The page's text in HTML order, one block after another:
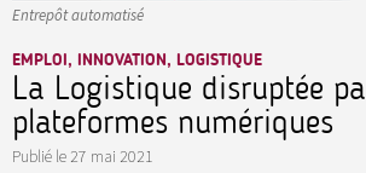
Entrepôt automatisé
EMPLOI, INNOVATION, LOGISTIQUE
La Logistique disruptée
plateformes numériques
Publié le 27 mai 2021